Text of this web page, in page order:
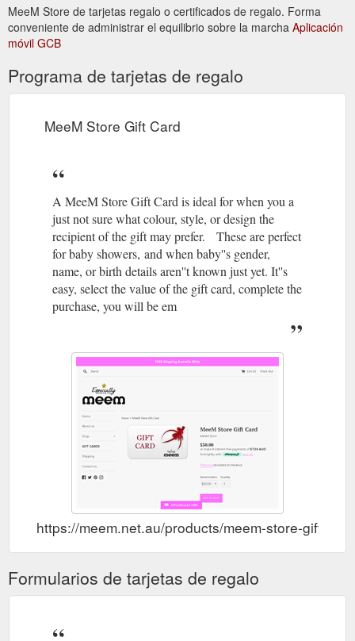
MeeM Store de tarjetas regalo o certificados de regalo. Forma
conveniente de administrar el equilibrio sobre la marcha Aplicación
móvil GCB
Programa de tarjetas de regalo
MeeM Store Gift Card
A MeeM Store Gift Card is ideal for when you a
just not sure what colour, style, or design the
recipient of the gift may prefer. These are perfect
for baby showers, and when baby''s gender,
name, or birth details aren''t known just yet. It''s
easy, select the value of the gift card, complete the
purchase, you will be em
https://meem.net.au/products/meem-store-gift-
Formularios de tarjetas de regalo